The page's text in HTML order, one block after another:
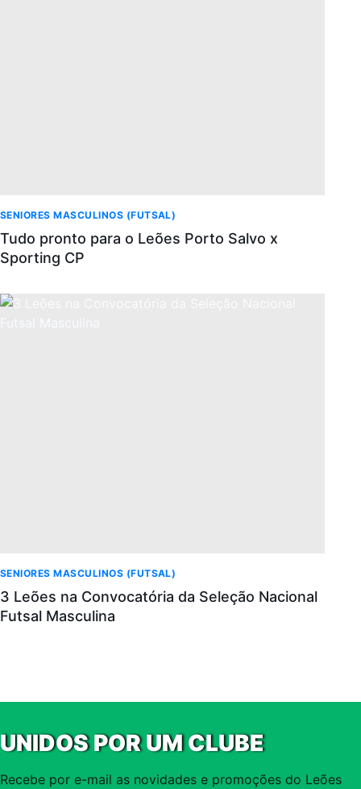
SENIORES MASCULINOS (FUTSAL)
Tudo pronto para o Leões Porto Salvo x
Sporting CP
SENIORES MASCULINOS (FUTSAL)
3 Leões na Convocatória da Seleção Nacional
Futsal Masculina
UNIDOS POR UM CLUBE
Recebe por e-mail as novidades e promoções do Leões